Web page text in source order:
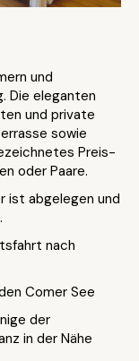
und
Die eleganten
und private
sowie
Preis-
oder Paare.
ist abgelegen und
nach
Comer See
der
in der Nähe